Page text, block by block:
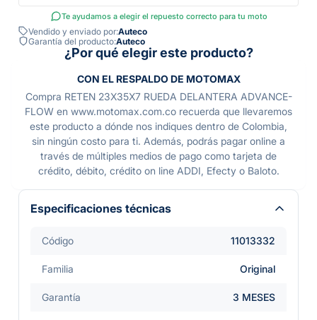
Te ayudamos a elegir el repuesto correcto para tu moto
Vendido y enviado por:Auteco
Garantía del producto:Auteco
¿Por qué elegir este producto?
CON EL RESPALDO DE MOTOMAX
Compra RETEN 23X35X7 RUEDA DELANTERA ADVANCE-
FLOW en www.motomax.com.co recuerda que llevaremos
este producto a dónde nos indiques dentro de Colombia,
sin ningún costo para ti. Además, podrás pagar online a
través de múltiples medios de pago como tarjeta de
crédito, débito, crédito on line ADDI, Efecty o Baloto.
Especificaciones técnicas
Código 11013332
Familia Original
Garantía 3 MESES